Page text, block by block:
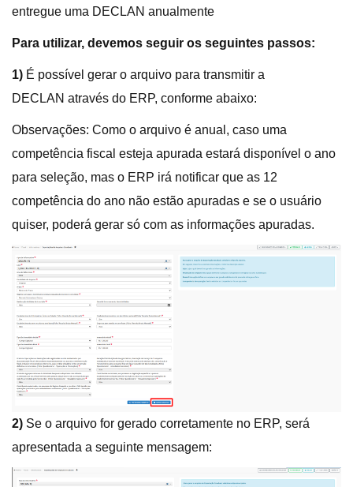
entregue uma DECLAN anualmente
Para utilizar, devemos seguir os seguintes passos:
1) É possível gerar o arquivo para transmitir a
DECLAN através do ERP, conforme abaixo:
Observações: Como o arquivo é anual, caso uma
competência fiscal esteja apurada estará disponível o ano
para seleção, mas o ERP irá notificar que as 12
competência do ano não estão apuradas e se o usuário
quiser, poderá gerar só com as informações apuradas.
2) Se o arquivo for gerado corretamente no ERP, será
apresentada a seguinte mensagem: